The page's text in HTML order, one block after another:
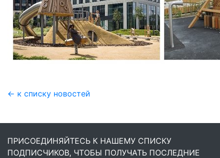
← к списку новостей
ПРИСОЕДИНЯЙТЕСЬ К НАШЕМУ СПИСКУ
ПОДПИСЧИКОВ, ЧТОБЫ ПОЛУЧАТЬ ПОСЛЕДНИЕ